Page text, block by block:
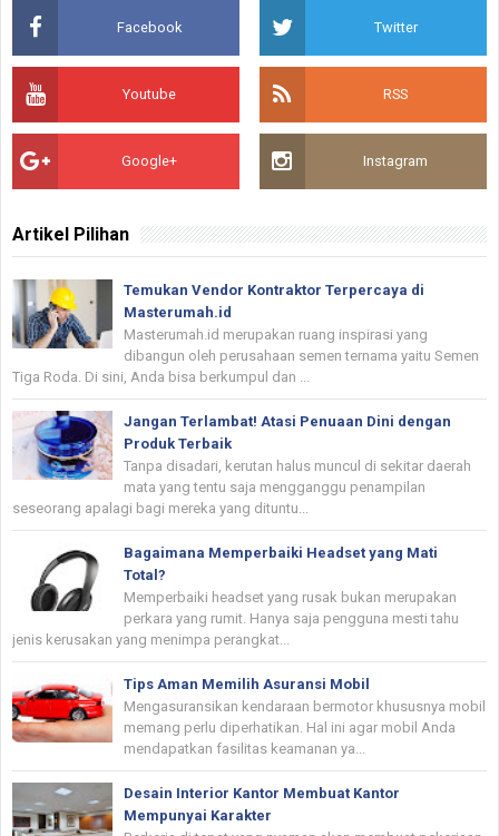
Facebook Twitter
Youtube RSS
Google+ Instagram
Artikel Pilihan
Temukan Vendor Kontraktor Terpercaya di
Masterumah.id
Masterumah.id merupakan ruang inspirasi yang
dibangun oleh perusahaan semen ternama yaitu Semen
Tiga Roda. Di sini, Anda bisa berkumpul dan ...
Jangan Terlambat! Atasi Penuaan Dini dengan
Produk Terbaik
Tanpa disadari, kerutan halus muncul di sekitar daerah
mata yang tentu saja mengganggu penampilan
seseorang apalagi bagi mereka yang dituntu...
Bagaimana Memperbaiki Headset yang Mati
Total?
Memperbaiki headset yang rusak bukan merupakan
perkara yang rumit. Hanya saja pengguna mesti tahu
jenis kerusakan yang menimpa perangkat...
Tips Aman Memilih Asuransi Mobil
Mengasuransikan kendaraan bermotor khususnya mobil
memang perlu diperhatikan. Hal ini agar mobil Anda
mendapatkan fasilitas keamanan ya...
Desain Interior Kantor Membuat Kantor
Mempunyai Karakter